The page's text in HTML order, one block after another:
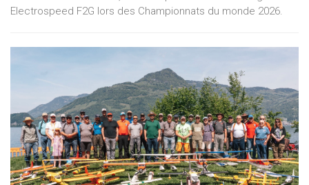
Electrospeed F2G lors des Championnats du monde 2026.